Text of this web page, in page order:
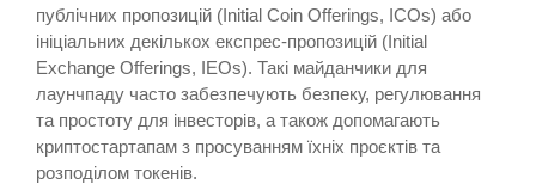
публічних пропозицій (Initial Coin Offerings, ICOs) або
ініціальних декількох експрес-пропозицій (Initial
Exchange Offerings, IEOs). Такі майданчики для
лаунчпаду часто забезпечують безпеку, регулювання
та простоту для інвесторів, а також допомагають
криптостартапам з просуванням їхніх проєктів та
розподілом токенів.